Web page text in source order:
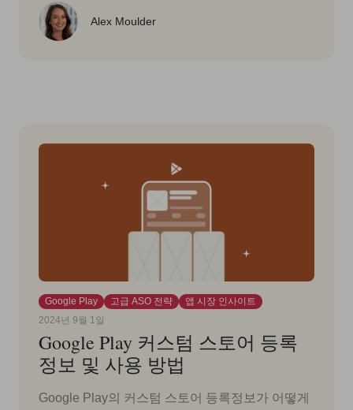
Alex Moulder
Google Play 고급 ASO 전략
앱 시장 인사이트
2024년 9월 1일
Google Play 커스텀 스토어 등록
정보 및 사용 방법
Google Play의 커스텀 스토어 등록정보가 어떻게